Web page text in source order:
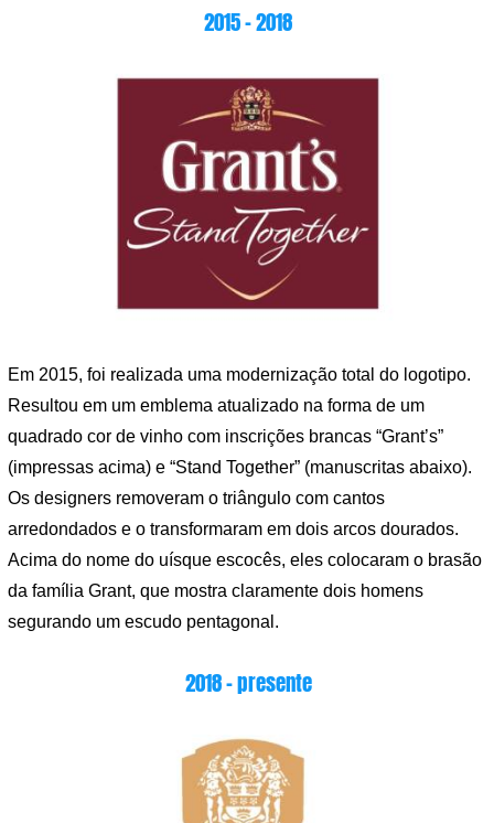
2015 – 2018
Em 2015, foi realizada uma modernização total do logotipo.
Resultou em um emblema atualizado na forma de um
quadrado cor de vinho com inscrições brancas “Grant’s”
(impressas acima) e “Stand Together” (manuscritas abaixo).
Os designers removeram o triângulo com cantos
arredondados e o transformaram em dois arcos dourados.
Acima do nome do uísque escocês, eles colocaram o brasão
da família Grant, que mostra claramente dois homens
segurando um escudo pentagonal.
2018 – presente